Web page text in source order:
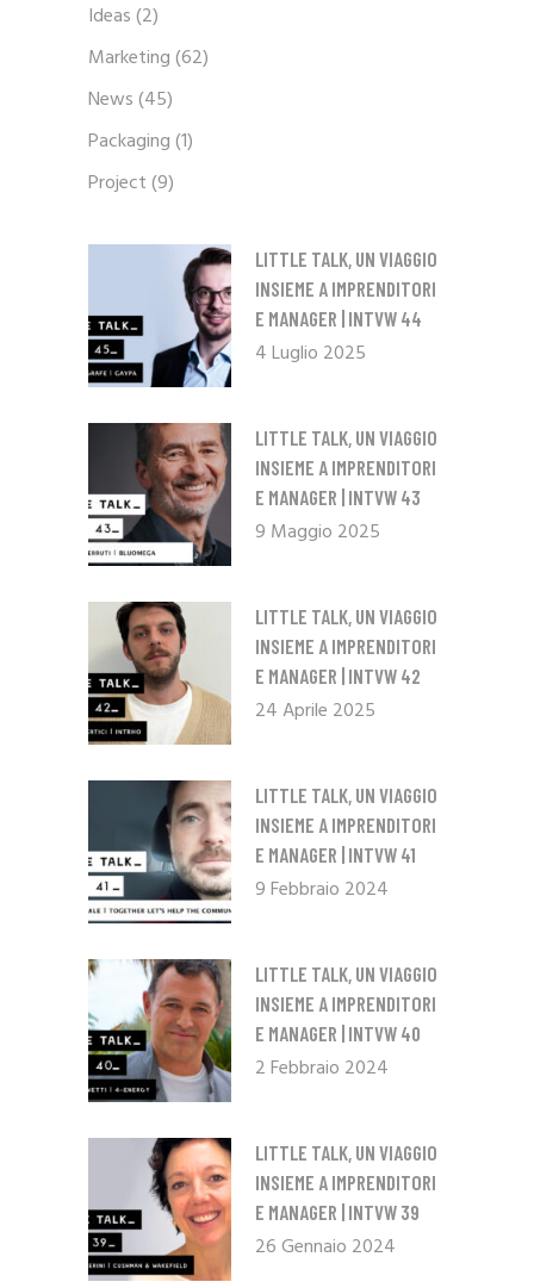
Ideas(2)
Marketing(62)
News(45)
Packaging(1)
Project(9)
LITTLE TALK, UN VIAGGIO
INSIEME A IMPRENDITORI
E MANAGER | INTVW 44
4 Luglio 2025
LITTLE TALK, UN VIAGGIO
INSIEME A IMPRENDITORI
E MANAGER | INTVW 43
9 Maggio 2025
LITTLE TALK, UN VIAGGIO
INSIEME A IMPRENDITORI
E MANAGER | INTVW 42
24 Aprile 2025
LITTLE TALK, UN VIAGGIO
INSIEME A IMPRENDITORI
E MANAGER | INTVW 41
9 Febbraio 2024
LITTLE TALK, UN VIAGGIO
INSIEME A IMPRENDITORI
E MANAGER | INTVW 40
2 Febbraio 2024
LITTLE TALK, UN VIAGGIO
INSIEME A IMPRENDITORI
E MANAGER | INTVW 39
26 Gennaio 2024